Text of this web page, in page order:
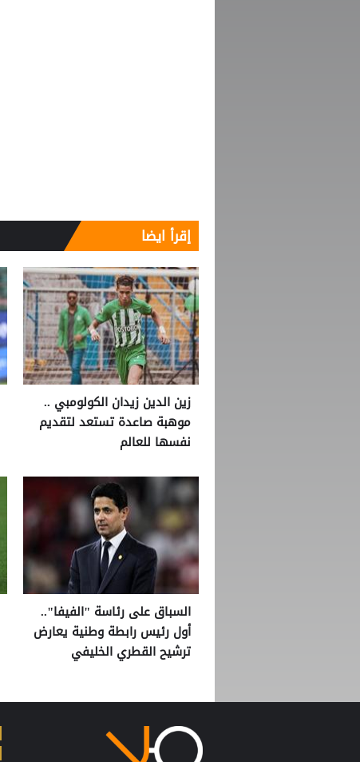
إقرأ ايضا
زين الدين زيدان الكولومبي ..
موهبة صاعدة تستعد لتقديم
نفسها للعالم
السباق على رئاسة "الفيفا"..
أول رئيس رابطة وطنية يعارض
ترشيح القطري الخليفي